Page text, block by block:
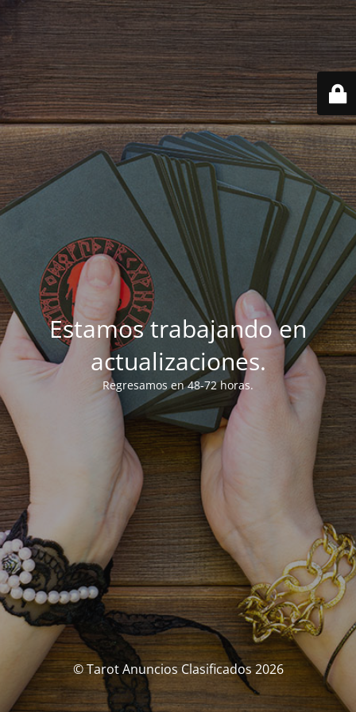
Estamos trabajando en
actualizaciones.
Regresamos en 48-72 horas.
© Tarot Anuncios Clasificados 2026